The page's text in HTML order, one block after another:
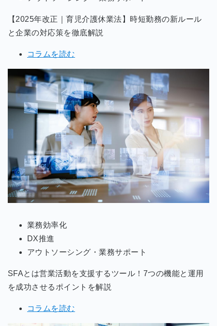
【2025年改正｜育児介護休業法】時短勤務の新ルール
と企業の対応策を徹底解説
コラムを読む
業務効率化
DX推進
アウトソーシング・業務サポート
SFAとは営業活動を支援するツール！7つの機能と運用
を成功させるポイントを解説
コラムを読む